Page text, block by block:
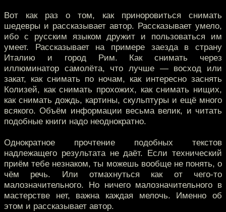
Вот как раз о том, как приноровиться снимать
шедевры и рассказывает автор. Рассказывает умело,
ибо с русским языком дружит и пользоваться им
умеет. Рассказывает на примере заезда в страну
Италию и город Рим. Как снимать через
иллюминатор самолёта, что лучше — восход или
закат, как снимать по ночам, как интересно заснять
Колизей, как снимать прохожих, как снимать нищих,
как снимать дождь, картины, скульптуры и ещё много
всякого. Объём информации весьма велик, и читать
подобные книги надо неоднократно.
Однократное прочтение подобных текстов
надлежащего результата не даёт. Если технический
приём тебе незнаком, ты можешь вообще не понять, о
чём речь. Или отмахнуться как от чего-то
малозначительного. Но ничего малозначительного в
мастерстве нет, важна каждая мелочь. Именно об
этом и рассказывает автор.